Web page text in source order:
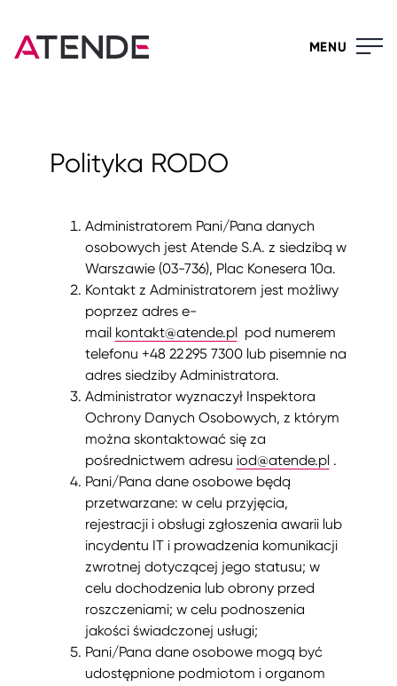
MENU
Polityka RODO
Administratorem Pani/Pana danych
osobowych jest Atende S.A. z siedzibą w
Warszawie (03-736), Plac Konesera 10a.
Kontakt z Administratorem jest możliwy
poprzez adres e-
mail kontakt@atende.pl pod numerem
telefonu +48 22 295 7300 lub pisemnie na
adres siedziby Administratora.
Administrator wyznaczył Inspektora
Ochrony Danych Osobowych, z którym
można skontaktować się za
pośrednictwem adresu iod@atende.pl .
Pani/Pana dane osobowe będą
przetwarzane: w celu przyjęcia,
rejestracji i obsługi zgłoszenia awarii lub
incydentu IT i prowadzenia komunikacji
zwrotnej dotyczącej jego statusu; w
celu dochodzenia lub obrony przed
roszczeniami; w celu podnoszenia
jakości świadczonej usługi;
Pani/Pana dane osobowe mogą być
udostępnione podmiotom i organom